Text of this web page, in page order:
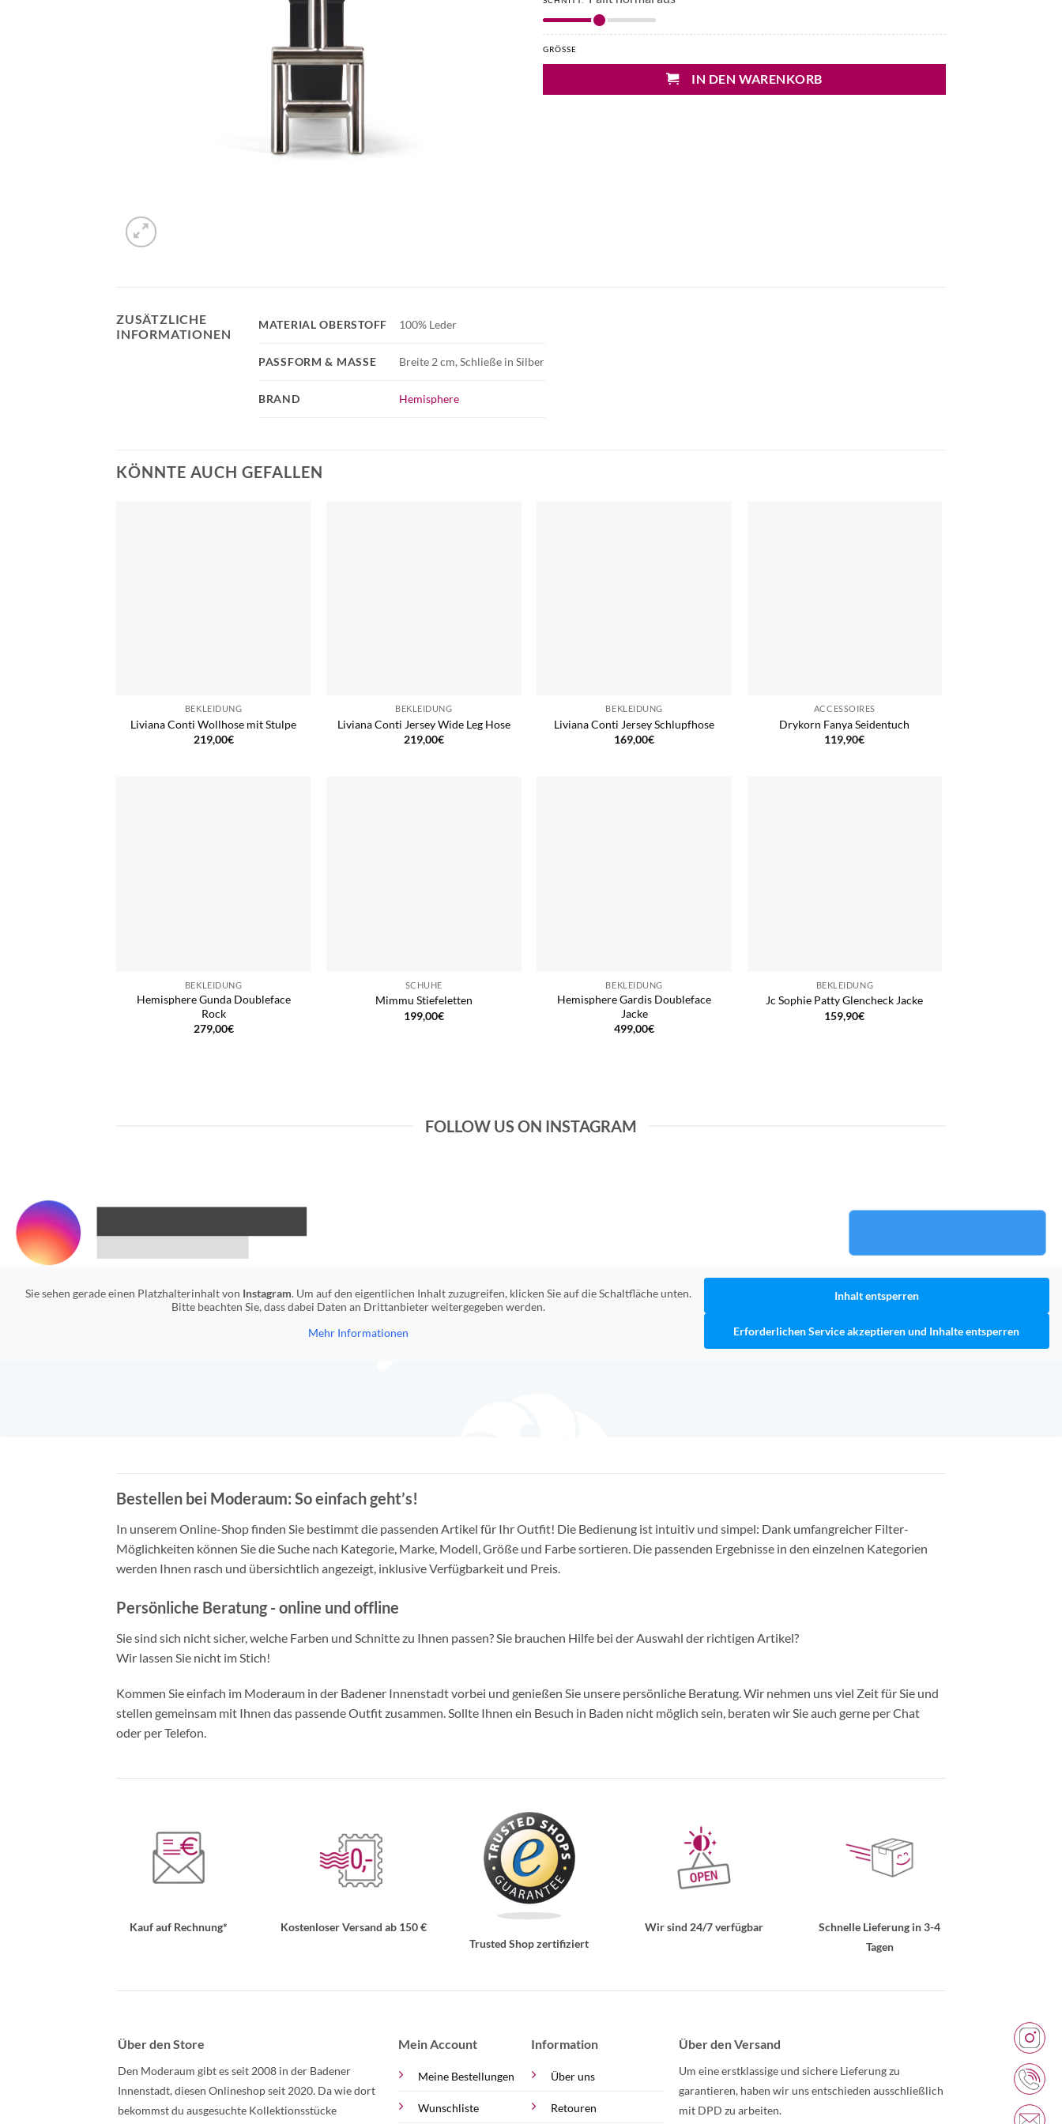
GRÖSSE
IN DEN WARENKORB
ZUSÄTZLICHE
INFORMATIONEN
BRAND Hemisphere
MATERIAL OBERSTOFF 100% Leder
PASSFORM & MASSE Breite 2 cm, Schließe in Silber
KÖNNTE AUCH GEFALLEN
BEKLEIDUNG
Liviana Conti Wollhose mit Stulpe
219,00€
BEKLEIDUNG
Liviana Conti Jersey Wide Leg Hose
219,00€
BEKLEIDUNG
Liviana Conti Jersey Schlupfhose
169,00€
ACCESSOIRES
Drykorn Fanya Seidentuch
119,90€
BEKLEIDUNG
Hemisphere Gunda Doubleface
Rock
279,00€
SCHUHE
Mimmu Stiefeletten
199,00€
BEKLEIDUNG
Hemisphere Gardis Doubleface
Jacke
499,00€
BEKLEIDUNG
Jc Sophie Patty Glencheck Jacke
159,90€
FOLLOW US ON INSTAGRAM
Sie sehen gerade einen Platzhalterinhalt von Instagram. Um auf den eigentlichen Inhalt zuzugreifen, klicken Sie auf die Schaltfläche unten.
Bitte beachten Sie, dass dabei Daten an Drittanbieter weitergegeben werden.
Mehr Informationen
Inhalt entsperren
Erforderlichen Service akzeptieren und Inhalte entsperren
Bestellen bei Moderaum: So einfach geht’s!
In unserem Online-Shop finden Sie bestimmt die passenden Artikel für Ihr Outfit! Die Bedienung ist intuitiv und simpel: Dank umfangreicher Filter-
Möglichkeiten können Sie die Suche nach Kategorie, Marke, Modell, Größe und Farbe sortieren. Die passenden Ergebnisse in den einzelnen Kategorien
werden Ihnen rasch und übersichtlich angezeigt, inklusive Verfügbarkeit und Preis.
Persönliche Beratung - online und offline
Sie sind sich nicht sicher, welche Farben und Schnitte zu Ihnen passen? Sie brauchen Hilfe bei der Auswahl der richtigen Artikel?
Wir lassen Sie nicht im Stich!
Kommen Sie einfach im Moderaum in der Badener Innenstadt vorbei und genießen Sie unsere persönliche Beratung. Wir nehmen uns viel Zeit für Sie und
stellen gemeinsam mit Ihnen das passende Outfit zusammen. Sollte Ihnen ein Besuch in Baden nicht möglich sein, beraten wir Sie auch gerne per Chat
oder per Telefon.
Kauf auf Rechnung*
Kostenloser Versand ab 150 €
Trusted Shop zertifiziert
Wir sind 24/7 verfügbar
Schnelle Lieferung in 3-4
Tagen
Über den Store
Den Moderaum gibt es seit 2008 in der Badener
Innenstadt, diesen Onlineshop seit 2020. Da wie dort
bekommst du ausgesuchte Kollektionsstücke
Mein Account
Meine Bestellungen
Wunschliste
Information
Über uns
Retouren
Über den Versand
Um eine erstklassige und sichere Lieferung zu
garantieren, haben wir uns entschieden ausschließlich
mit DPD zu arbeiten.